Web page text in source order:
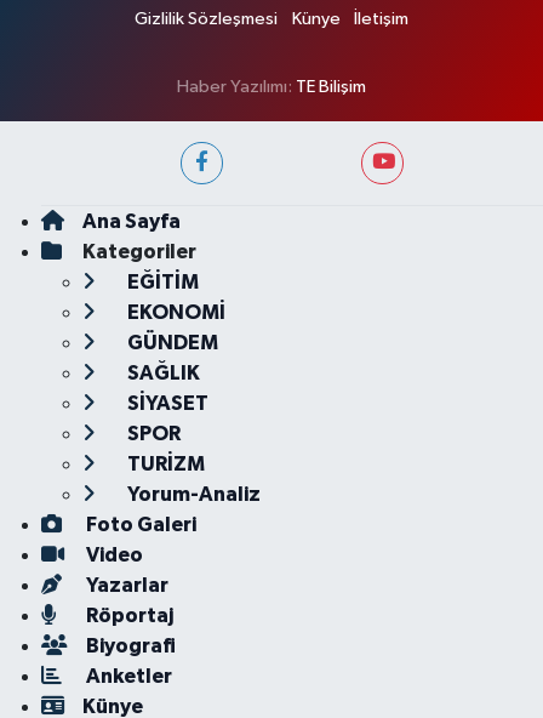
Gizlilik Sözleşmesi Künye İletişim
Haber Yazılımı: TE Bilişim
Ana Sayfa
Kategoriler
EĞİTİM
EKONOMİ
GÜNDEM
SAĞLIK
SİYASET
SPOR
TURİZM
Yorum-Analiz
Foto Galeri
Video
Yazarlar
Röportaj
Biyografi
Anketler
Künye